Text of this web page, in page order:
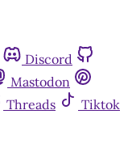
Discord
Mastodon
Threads
Tiktok